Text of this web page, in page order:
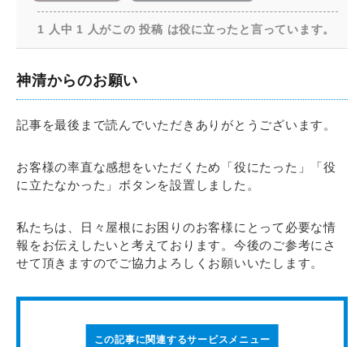
1 人中 1 人がこの 投稿 は役に立ったと言っています。
神清からのお願い
記事を最後まで読んでいただきありがとうございます。
お客様の率直な感想をいただくため「役にたった」「役
に立たなかった」ボタンを設置しました。
私たちは、日々屋根にお困りのお客様にとって必要な情
報をお伝えしたいと考えております。今後のご参考にさ
せて頂きますのでご協力よろしくお願いいたします。
この記事に関連するサービスメニュー